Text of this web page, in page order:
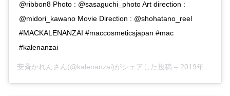
@ribbon8 Photo : @sasaguchi_photo Art direction :
@midori_kawano Movie Direction : @shohatano_reel
#MACKALENANZAI #maccosmeticsjapan #mac
#kalenanzai
安斉かれんさん(@kalenanzai)がシェアした投稿 – 2019年 4月月18日午後8時03分PDT